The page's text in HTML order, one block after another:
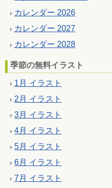
カレンダー 2026
カレンダー 2027
カレンダー 2028
季節の無料イラスト
1月 イラスト
2月 イラスト
3月 イラスト
4月 イラスト
5月 イラスト
6月 イラスト
7月 イラスト